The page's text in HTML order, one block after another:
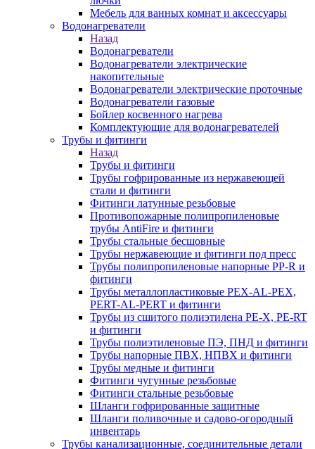
Мебель для ванных комнат и аксессуары
Водонагреватели
Назад
Водонагреватели
Водонагреватели электрические
накопительные
Водонагреватели электрические проточные
Водонагреватели газовые
Бойлер косвенного нагрева
Комплектующие для водонагревателей
Трубы и фитинги
Назад
Трубы и фитинги
Трубы гофрированные из нержавеющей
стали и фитинги
Фитинги латунные резьбовые
Противопожарные полипропиленовые
трубы AntiFire и фитинги
Трубы стальные бесшовные
Трубы нержавеющие и фитинги под пресс
Трубы полипропиленовые напорные PP-R и
фитинги
Трубы металлопластиковые PEX-AL-PEX,
PERT-AL-PERT и фитинги
Трубы из сшитого полиэтилена PE-X, PE-RT
и фитинги
Трубы полиэтиленовые ПЭ, ПНД и фитинги
Трубы напорные ПВХ, НПВХ и фитинги
Трубы медные и фитинги
Фитинги чугунные резьбовые
Фитинги стальные резьбовые
Шланги гофрированные защитные
Шланги поливочные и садово-огородный
инвентарь
Трубы канализационные, соединительные детали